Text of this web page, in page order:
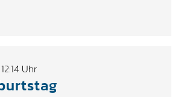
Uhr